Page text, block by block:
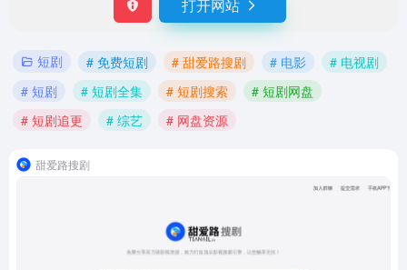
打开网站
短剧 # 免费短剧 # 甜爱路搜剧 # 电影
# 电视剧
# 短剧
# 短剧全集 # 短剧搜索
# 短剧网盘
# 短剧追更
# 综艺 # 网盘资源
甜爱路搜剧